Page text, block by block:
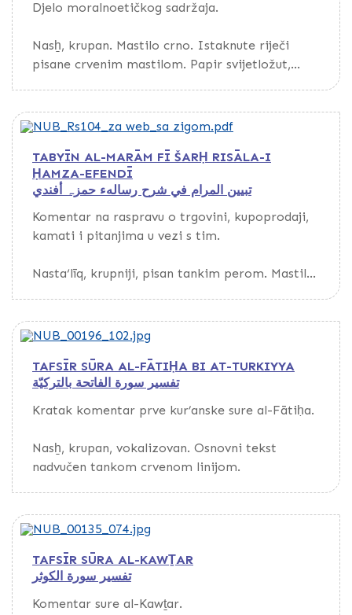
Vlasnik Ṣāliḥ.
Djelo moralnoetičkog sadržaja.
Nasẖ, krupan. Mastilo crno. Istaknute riječi
pisane crvenim mastilom. Papir svijetložut,
boje. Na marginama nalazi se puno komentara
Povez kožni, s preklopom.
TABYĪN AL-MARĀM FĪ ŠARḤ RISĀLA-I
ḤAMZA-EFENDĪ
تبيين المرام في شرح رسالهء حمزہ أفندي
Komentar na raspravu o trgovini, kupoprodaji,
kamati i pitanjima u vezi s tim.
Nasta‘līq, krupniji, pisan tankim perom. Mastilo
debljom crvenom linijom. Kustode.
Povez kožni, s preklopom. Korice s vanjske
strane obložene ebru papirom.
prepisa.
TAFSĪR SŪRA AL-FĀTIḤA BI AT-TURKIYYA
تفسير سورة الفاتحة بالتركيّة
Kratak komentar prve kur’anske sure al-Fātiḥa.
Nasẖ, krupan, vokalizovan. Osnovni tekst
nadvučen tankom crvenom linijom.
TAFSĪR SŪRA AL-KAWṮAR
تفسير سورة الكوثر
Komentar sure al-Kawṯar.